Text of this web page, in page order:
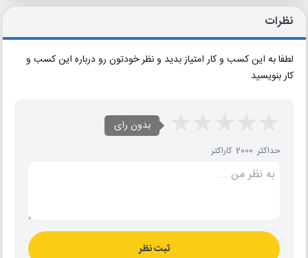
نظرات
لطفا به این کسب و کار امتیاز بدید و نظر خودتون رو درباره این کسب و
کار بنویسید
بدون رای
حداکثر 2000 کاراکتر
ثبت نظر